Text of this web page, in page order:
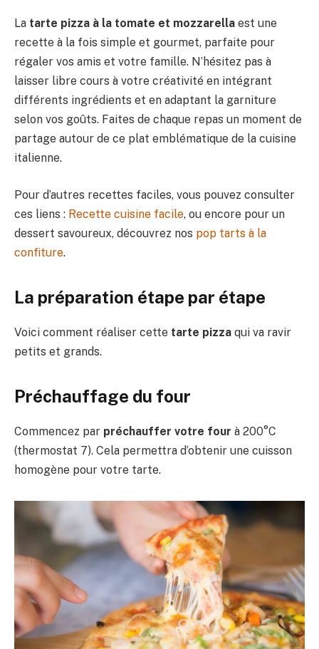
La tarte pizza à la tomate et mozzarella est une
recette à la fois simple et gourmet, parfaite pour
régaler vos amis et votre famille. N’hésitez pas à
laisser libre cours à votre créativité en intégrant
différents ingrédients et en adaptant la garniture
selon vos goûts. Faites de chaque repas un moment de
partage autour de ce plat emblématique de la cuisine
italienne.
Pour d’autres recettes faciles, vous pouvez consulter
ces liens : Recette cuisine facile, ou encore pour un
dessert savoureux, découvrez nos pop tarts à la
confiture.
La préparation étape par étape
Voici comment réaliser cette tarte pizza qui va ravir
petits et grands.
Préchauffage du four
Commencez par préchauffer votre four à 200°C
(thermostat 7). Cela permettra d’obtenir une cuisson
homogène pour votre tarte.